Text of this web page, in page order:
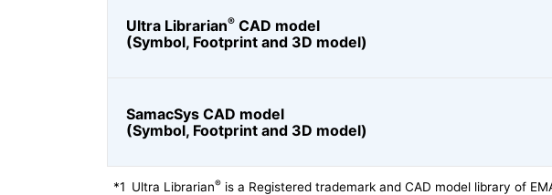
Ultra Librarian® CAD model
(Symbol, Footprint and 3D model)
SamacSys CAD model
(Symbol, Footprint and 3D model)
*1 Ultra Librarian® is a Registered trademark and CAD model library of